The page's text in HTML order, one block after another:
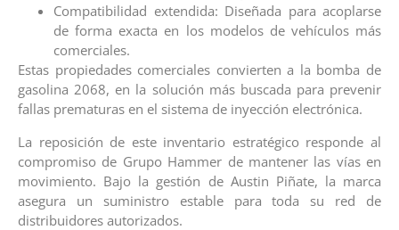
Compatibilidad extendida: Diseñada para acoplarse
de forma exacta en los modelos de vehículos más
comerciales.
Estas propiedades comerciales convierten a la bomba de
gasolina 2068, en la solución más buscada para prevenir
fallas prematuras en el sistema de inyección electrónica.
La reposición de este inventario estratégico responde al
compromiso de Grupo Hammer de mantener las vías en
movimiento. Bajo la gestión de Austin Piñate, la marca
asegura un suministro estable para toda su red de
distribuidores autorizados.